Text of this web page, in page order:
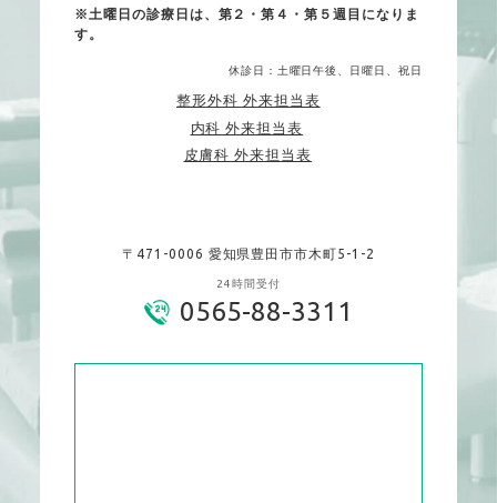
※土曜日の診療日は、第２・第４・第５週目になりま
す。
休診日：土曜日午後、日曜日、祝日
整形外科 外来担当表
内科 外来担当表
皮膚科 外来担当表
〒471-0006 愛知県豊田市市木町5-1-2
24時間受付
0565-88-3311